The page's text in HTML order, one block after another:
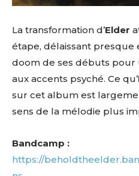
La transformation d’Elder
étape, délaissant
doom de ses débuts
aux accents psyché. Ce qu’
sur cet album est
sens de la mélodie plus
Bandcamp :
https://